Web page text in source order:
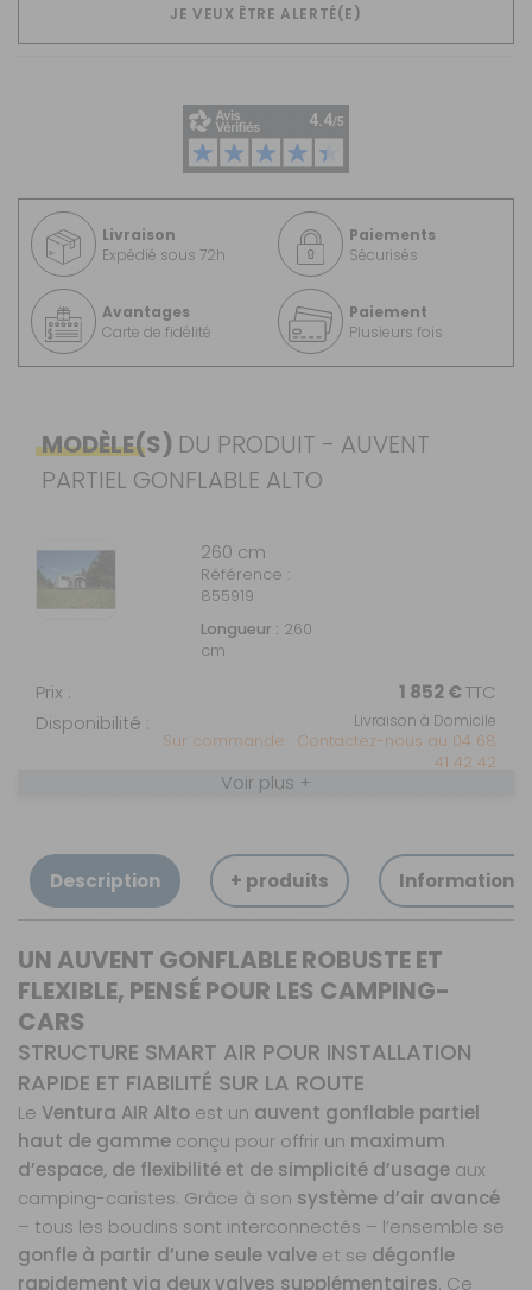
JE VEUX ÊTRE ALERTÉ(E)
Livraison
Expédié sous 72h
Paiements
Sécurisés
Avantages
Carte de fidélité
Paiement
Plusieurs fois
MODÈLE(S) DU PRODUIT - AUVENT
PARTIEL GONFLABLE ALTO
260 cm
Référence :
855919
Longueur : 260
cm
Prix : 1 852 €TTC
Disponibilité :
Livraison à Domicile
Sur commande : Contactez-nous au 04 68
41 42 42
04 68 41 42 42
AJOUTER AU PANIER
330 cm
Référence :
Longueur :330
cm
Prix : 2 006 €TTC
Disponibilité :
Livraison à Domicile
Sur commande : Contactez-nous au 04 68
41 42 42
Retrait Magasin
Sur commande
Contactez-nous au
04 68 41 42 42
Voir plus +
Description + produits Informations
UN AUVENT GONFLABLE ROBUSTE ET
FLEXIBLE, PENSÉ POUR LES CAMPING-
CARS
STRUCTURE SMART AIR POUR INSTALLATION
RAPIDE ET FIABILITÉ SUR LA ROUTE
Le Ventura AIR Alto est un auvent gonflable partiel
haut de gamme conçu pour offrir un maximum
d’espace, de flexibilité et de simplicité d’usage aux
camping-caristes. Grâce à son système d’air avancé
– tous les boudins sont interconnectés – l’ensemble se
gonfle à partir d’une seule valve et se dégonfle
rapidement via deux valves supplémentaires. Ce